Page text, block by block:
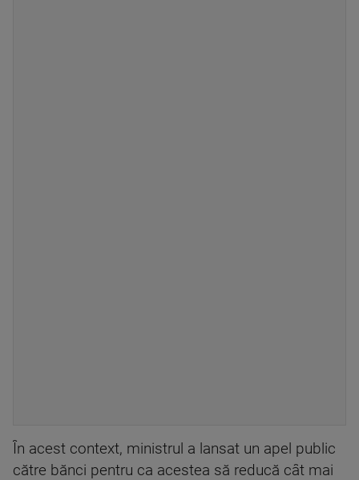
În acest context, ministrul a lansat un apel public
către bănci pentru ca acestea să reducă cât mai